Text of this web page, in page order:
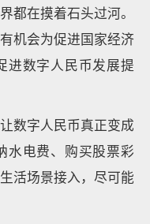
都在摸着石头过河。
机会为促进国家经济
进数字人民币发展提
数字人民币真正变成
水电费、购买股票彩
活场景接入，尽可能